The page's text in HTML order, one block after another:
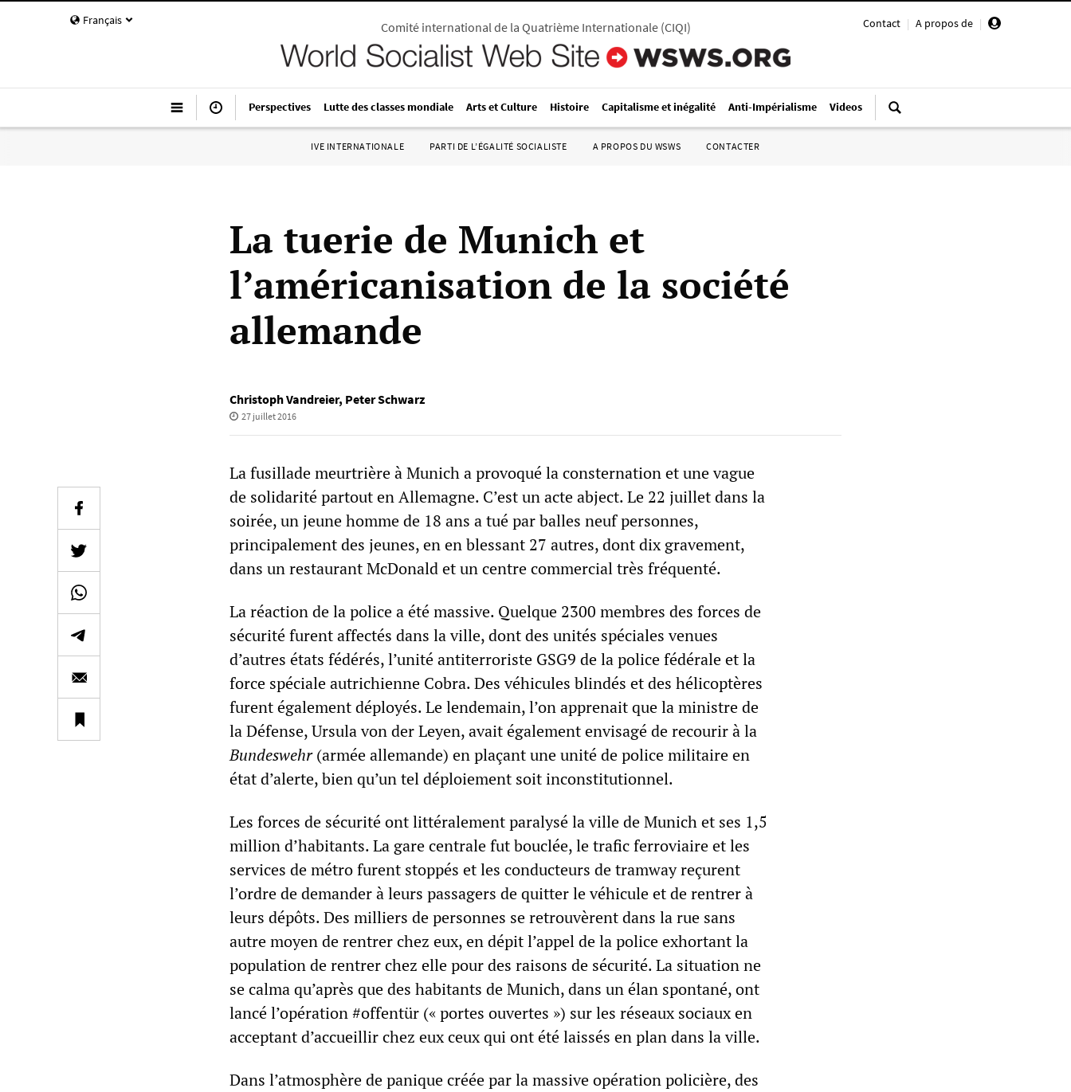
Français Contact | A propos de |
Comité international de la Quatrième Internationale(CIQI)
Perspectives Lutte des classes mondiale Arts et Culture Histoire Capitalisme et inégalité Anti-Impérialisme Videos
IVE INTERNATIONALE PARTI DE L’ÉGALITÉ SOCIALISTE A PROPOS DU WSWS CONTACTER
La tuerie de Munich et
l’américanisation de la société
allemande
Christoph Vandreier, Peter Schwarz
27 juillet 2016
La fusillade meurtrière à Munich a provoqué la consternation et une vague
de solidarité partout en Allemagne. C’est un acte abject. Le 22 juillet dans la
soirée, un jeune homme de 18 ans a tué par balles neuf personnes,
principalement des jeunes, en en blessant 27 autres, dont dix gravement,
dans un restaurant McDonald et un centre commercial très fréquenté.
La réaction de la police a été massive. Quelque 2300 membres des forces de
sécurité furent affectés dans la ville, dont des unités spéciales venues
d’autres états fédérés, l’unité antiterroriste GSG9 de la police fédérale et la
force spéciale autrichienne Cobra. Des véhicules blindés et des hélicoptères
furent également déployés. Le lendemain, l’on apprenait que la ministre de
la Défense, Ursula von der Leyen, avait également envisagé de recourir à la
Bundeswehr(armée allemande) en plaçant une unité de police militaire en
état d’alerte, bien qu’un tel déploiement soit inconstitutionnel.
Les forces de sécurité ont littéralement paralysé la ville de Munich et ses 1,5
million d’habitants. La gare centrale fut bouclée, le trafic ferroviaire et les
services de métro furent stoppés et les conducteurs de tramway reçurent
l’ordre de demander à leurs passagers de quitter le véhicule et de rentrer à
leurs dépôts. Des milliers de personnes se retrouvèrent dans la rue sans
autre moyen de rentrer chez eux, en dépit l’appel de la police exhortant la
population de rentrer chez elle pour des raisons de sécurité. La situation ne
se calma qu’après que des habitants de Munich, dans un élan spontané, ont
lancé l’opération #offentür (« portes ouvertes ») sur les réseaux sociaux en
acceptant d’accueillir chez eux ceux qui ont été laissés en plan dans la ville.
Dans l’atmosphère de panique créée par la massive opération policière, des